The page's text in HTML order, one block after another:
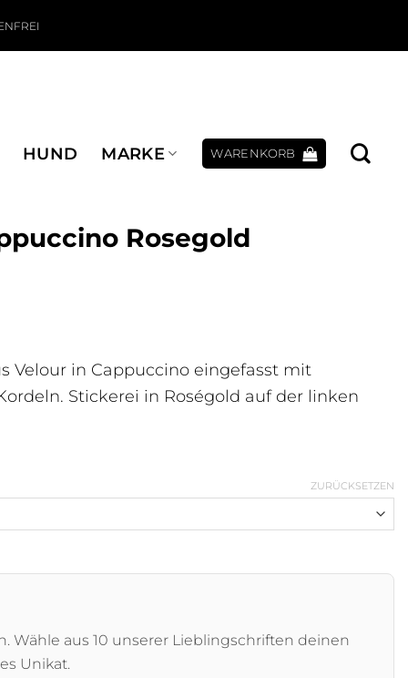
HUND MARKE WARENKORB
Rosegold
Velour in Cappuccino eingefasst mit
Stickerei in Roségold auf der linken
ZURÜCKSETZEN
Wähle aus 10 unserer Lieblingschriften deinen
Unikat.